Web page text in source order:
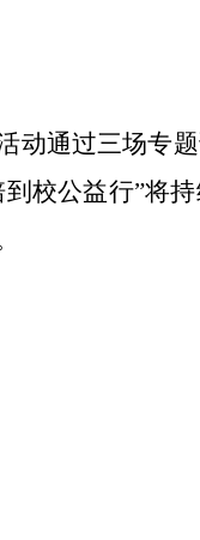
动通过三场专
到校公益行”将